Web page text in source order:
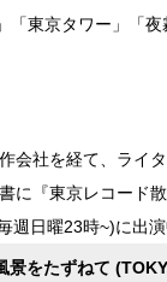
「東京タワー」「
会社を経て、ライ
に『東京レコード
日曜23時~)に出演
景をたずねて